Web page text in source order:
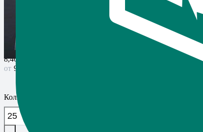
9,00
100 шт.
8,40
900+ шт.
Количество товара ZIP-LOCK пакет прозрачный с